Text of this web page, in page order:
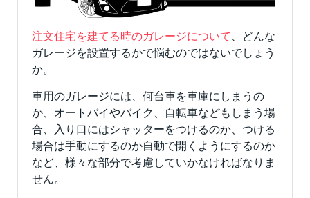
注文住宅を建てる時のガレージについて
、どんな
ガレージを設置するかで悩むのではないでしょう
か。
車用のガレージには、何台車を車庫にしまうの
か、オートバイやバイク、自転車などもしまう場
合、入り口にはシャッターをつけるのか、つける
場合は手動にするのか自動で開くようにするのか
など、様々な部分で考慮していかなければなりま
せん。